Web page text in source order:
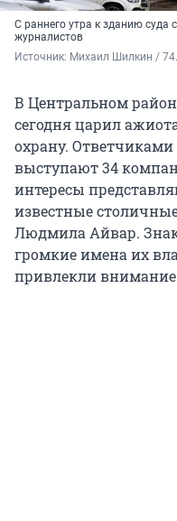
С раннего утра к зданию суда
журналистов
Источник: Михаил Шилкин /
В Центральном
сегодня царил
охрану.
выступают 34
интересы
известные
Людмила Айвар.
громкие имена их
привлекли